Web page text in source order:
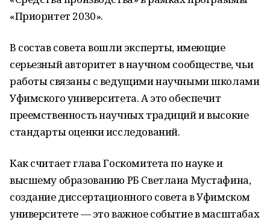
«Приоритет 2030».
В состав совета вошли эксперты, имеющие
серьезный авторитет в научном сообществе, чьи
работы связаны с ведущими научными школами
Уфимского университета. А это обеспечит
преемственность научных традиций и высокие
стандарты оценки исследований.
Как считает глава Госкомитета по науке и
высшему образованию РБ Светлана Мустафина,
создание диссертационного совета в Уфимском
университете — это важное событие в масштабах